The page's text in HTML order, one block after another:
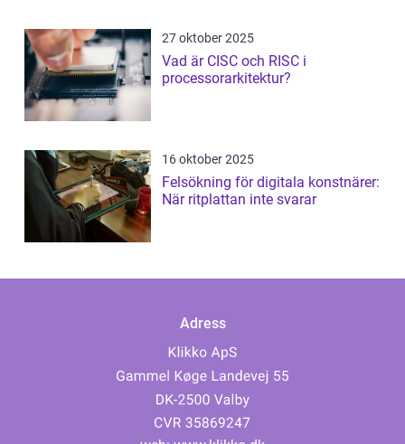
27 oktober 2025
Vad är CISC och RISC i
processorarkitektur?
16 oktober 2025
Felsökning för digitala konstnärer:
När ritplattan inte svarar
Adress